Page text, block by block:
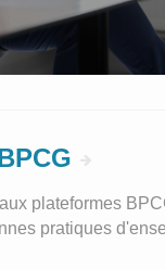
plateformes
pratiques